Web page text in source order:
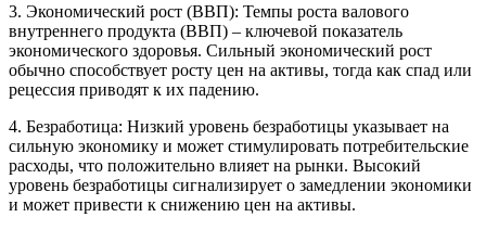
3. Экономический рост (ВВП): Темпы роста валового
внутреннего продукта (ВВП) – ключевой показатель
экономического здоровья. Сильный экономический рост
обычно способствует росту цен на активы, тогда как спад или
рецессия приводят к их падению.
4. Безработица: Низкий уровень безработицы указывает на
сильную экономику и может стимулировать потребительские
расходы, что положительно влияет на рынки. Высокий
уровень безработицы сигнализирует о замедлении экономики
и может привести к снижению цен на активы.